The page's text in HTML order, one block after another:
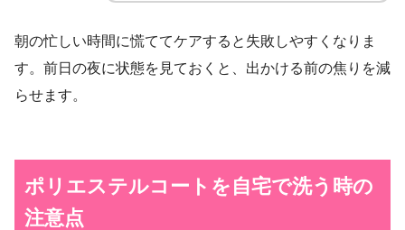
朝の忙しい時間に慌ててケアすると失敗しやすくなりま
す。前日の夜に状態を見ておくと、出かける前の焦りを減
らせます。
ポリエステルコートを自宅で洗う時の
注意点